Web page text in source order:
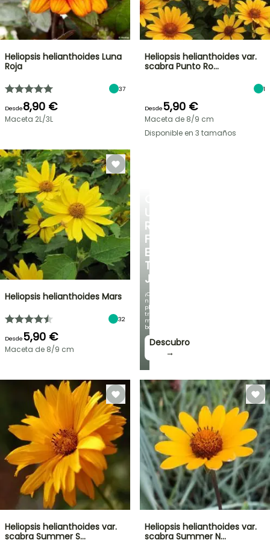
UN
RINCÓN
FRESCO
EN
TU
JARDÍN
¡Con
nuestras
plantas
trepadoras
más
bonitas!
Descubro
→
Heliopsis helianthoides Luna
Roja
37
Desde8,90 €
Maceta 2L/3L
Heliopsis helianthoides var.
scabra Punto Ro…
1
Desde5,90 €
Maceta de 8/9 cm
Disponible en 3 tamaños
Heliopsis helianthoides Mars
32
Desde5,90 €
Maceta de 8/9 cm
Heliopsis helianthoides var.
scabra Summer S…
Heliopsis helianthoides var.
scabra Summer N…